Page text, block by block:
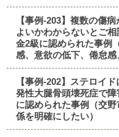
【事例-203】複数の傷
よいかわからないとご
金2級に認められた事例
感、意欲の低下、倦怠感
【事例-202】ステロイ
発性大腿骨頭壊死症で
に認められた事例（交
係を明確にしたい）